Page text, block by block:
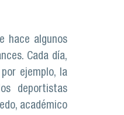
hace algunos
Cada día,
ejemplo, la
deportistas
académico